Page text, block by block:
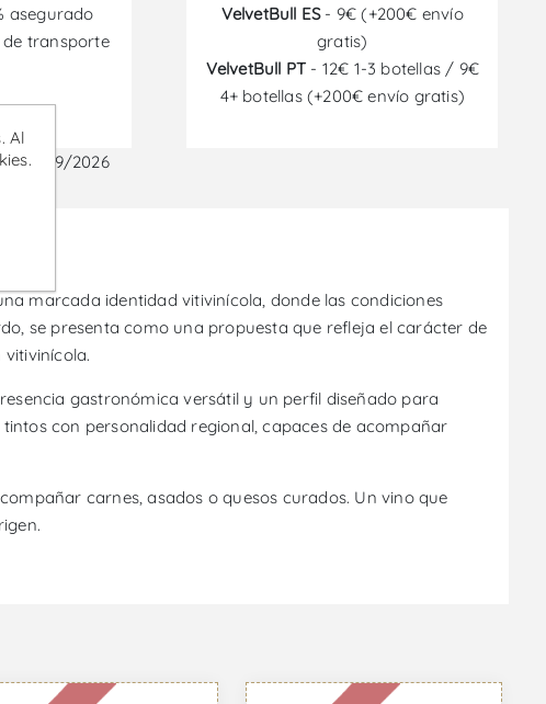
asegurado
de transporte
VelvetBull ES- 9€ (+200€ envío
gratis)
VelvetBull PT - 12€ 1-3 botellas / 9€
4+ botellas (+200€ envío gratis)
30/09/2026
marcada identidad vitivinícola, donde las condiciones
se presenta como una propuesta que refleja el carácter de
gastronómica versátil y un perfil diseñado para
con personalidad regional, capaces de acompañar
carnes, asados o quesos curados. Un vino que
Al